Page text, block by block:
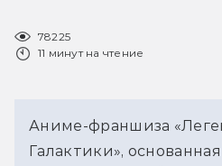
78225
11 минут на чтение
Аниме-франшиза
Галактики»,